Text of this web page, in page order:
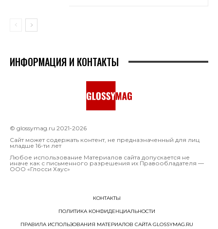
ИНФОРМАЦИЯ И КОНТАКТЫ
© glossymag.ru 2021-2026
Сайт может содержать контент, не предназначенный для лиц
младше 16-ти лет
Любое использование Материалов сайта допускается не
иначе как с письменного разрешения их Правообладателя —
OOO «Глосси Хаус»
КОНТАКТЫ
ПОЛИТИКА КОНФИДЕНЦИАЛЬНОСТИ
ПРАВИЛА ИСПОЛЬЗОВАНИЯ МАТЕРИАЛОВ САЙТА GLOSSYMAG.RU